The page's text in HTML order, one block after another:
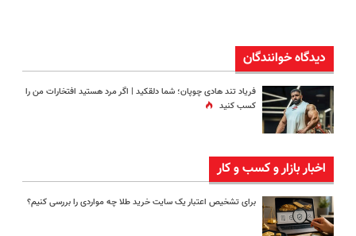
دیدگاه خوانندگان
فریاد تند هادی چوپان؛‌ شما دلقکید | اگر مرد هستید افتخارات من را
کسب کنید
اخبار بازار و کسب و کار
برای تشخیص اعتبار یک سایت خرید طلا چه مواردی را بررسی کنیم؟